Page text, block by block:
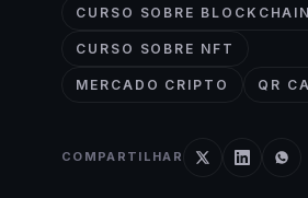
CURSO SOBRE BLOCKCHAIN
CURSO SOBRE NFT
MERCADO CRIPTO QR
COMPARTILHAR